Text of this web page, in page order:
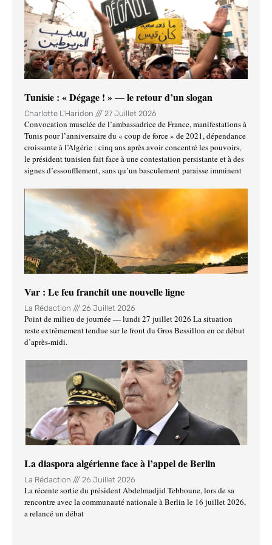
Tunisie : « Dégage ! » — le retour d’un slogan
Charlotte L'Haridon 27 Juillet 2026
Convocation musclée de l’ambassadrice de France, manifestations à
Tunis pour l’anniversaire du « coup de force » de 2021, dépendance
croissante à l’Algérie : cinq ans après avoir concentré les pouvoirs,
le président tunisien fait face à une contestation persistante et à des
signes d’essoufflement, sans qu’un basculement paraisse imminent
Var : Le feu franchit une nouvelle ligne
La Rédaction 26 Juillet 2026
Point de milieu de journée — lundi 27 juillet 2026 La situation
reste extrêmement tendue sur le front du Gros Bessillon en ce début
d’après-midi.
La diaspora algérienne face à l’appel de Berlin
La Rédaction 26 Juillet 2026
La récente sortie du président Abdelmadjid Tebboune, lors de sa
rencontre avec la communauté nationale à Berlin le 16 juillet 2026,
a relancé un débat